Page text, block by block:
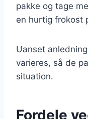
pakke og tage
en hurtig frokost
Uanset
varieres, så de
situation.
Fordele